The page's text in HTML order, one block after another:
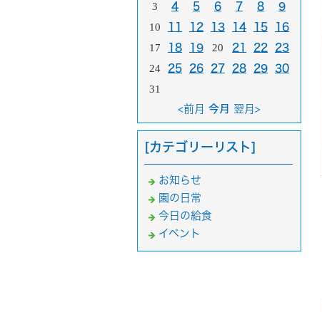
3 4 5 6 7 8 9
10 11 12 13 14 15 16
17 18 19 20 21 22 23
24 25 26 27 28 29 30
31
<前月 今月 翌月>
[カテゴリーリスト]
お知らせ
園の日常
今日の給食
イベント